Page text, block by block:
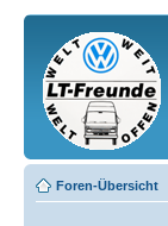
Foren-Übersicht